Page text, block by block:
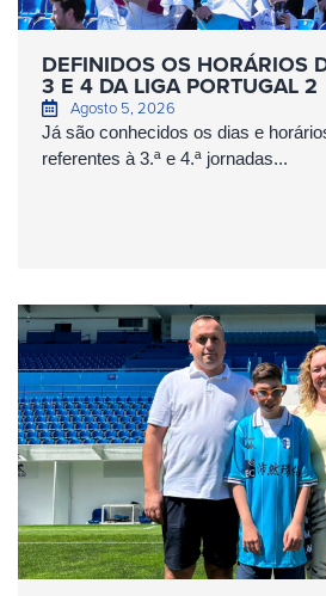
DEFINIDOS OS HORÁRIOS
3 E 4 DA LIGA PORTUGAL 2
Agosto 5, 2026
Já são conhecidos os dias e
referentes à 3.ª e 4.ª jornadas...